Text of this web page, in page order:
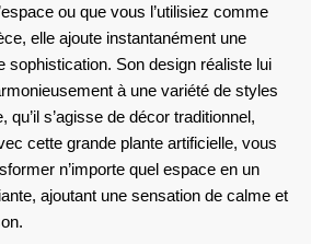
ou que vous l’utilisiez comme
elle ajoute instantanément une
sophistication. Son design réaliste lui
à une variété de styles
qu’il s’agisse de décor traditionnel,
cette grande plante artificielle, vous
n’importe quel espace en un
ajoutant une sensation de calme et